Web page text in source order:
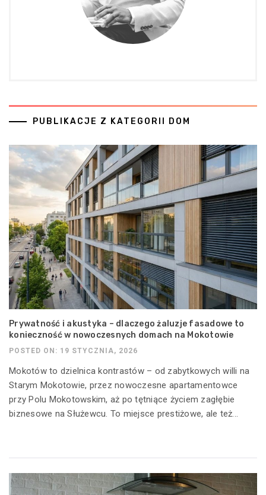
PUBLIKACJE Z KATEGORII DOM
Prywatność i akustyka – dlaczego żaluzje fasadowe to
konieczność w nowoczesnych domach na Mokotowie
POSTED ON: 19 STYCZNIA, 2026
Mokotów to dzielnica kontrastów – od zabytkowych willi na
Starym Mokotowie, przez nowoczesne apartamentowce
przy Polu Mokotowskim, aż po tętniące życiem zagłębie
biznesowe na Służewcu. To miejsce prestiżowe, ale też...